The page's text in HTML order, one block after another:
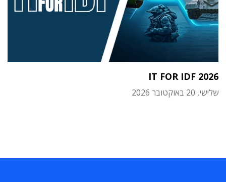
IT FOR IDF 2026
שלישי, 20 באוקטובר 2026